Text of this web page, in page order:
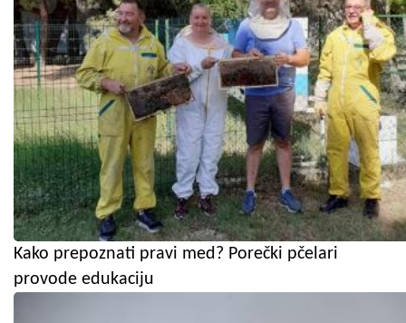
Kako prepoznati pravi med? Porečki pčelari
provode edukaciju